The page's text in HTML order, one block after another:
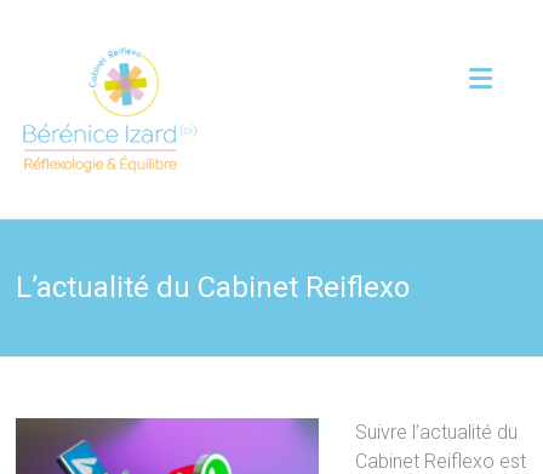
L’actualité du Cabinet Reiflexo
Suivre l’actualité du
Cabinet Reiflexo est